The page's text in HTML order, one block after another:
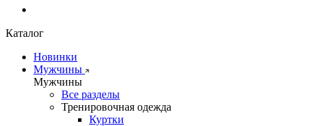
Каталог
Новинки
Мужчины
Мужчины
Все разделы
Тренировочная одежда
Куртки